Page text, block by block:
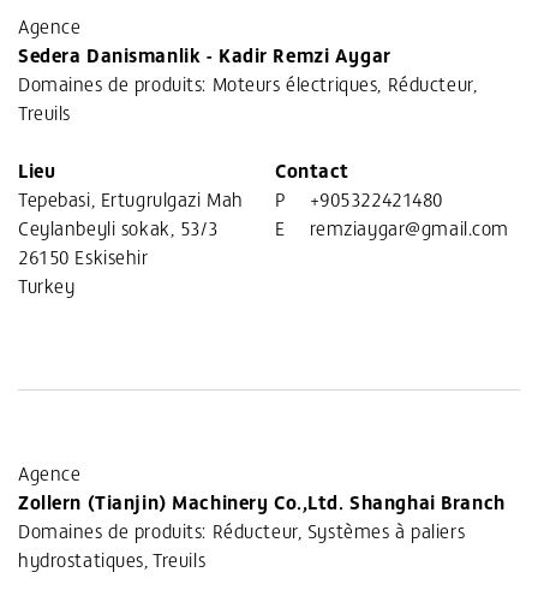
Agence
Sedera Danismanlik - Kadir Remzi Aygar
Domaines de produits: Moteurs électriques, Réducteur,
Treuils
Lieu
Tepebasi, Ertugrulgazi Mah
Ceylanbeyli sokak, 53/3
26150 Eskisehir
Turkey
Contact
P
+905322421480
E
remziaygar@gmail.com
Agence
Zollern (Tianjin) Machinery Co.,Ltd. Shanghai Branch
Domaines de produits: Réducteur, Systèmes à paliers
hydrostatiques, Treuils